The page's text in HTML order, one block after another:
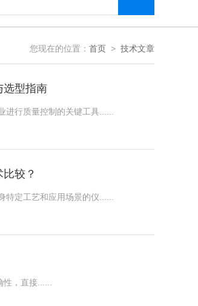
您现在的位置： 首页 > 技术文章
选型指南
行质量控制的关键工具......
较？
定工艺和应用场景的仪......
，直接......